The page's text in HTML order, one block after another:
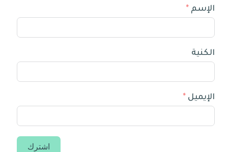
الإسم
الكنية
الإيميل
اشترك